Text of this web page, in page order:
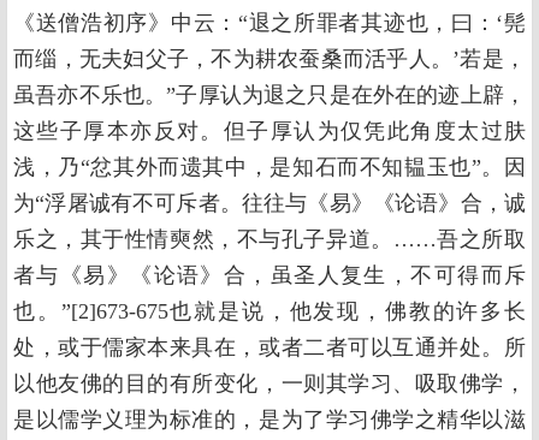
《送僧浩初序》中云：“退之所罪者其迹也，曰：‘髡
而缁，无夫妇父子，不为耕农蚕桑而活乎人。’若是，
虽吾亦不乐也。”子厚认为退之只是在外在的迹上辟，
这些子厚本亦反对。但子厚认为仅凭此角度太过肤
浅，乃“忿其外而遗其中，是知石而不知韫玉也”。因
为“浮屠诚有不可斥者。往往与《易》《论语》合，诚
乐之，其于性情奭然，不与孔子异道。……吾之所取
者与《易》《论语》合，虽圣人复生，不可得而斥
也。”[2]673-675也就是说，他发现，佛教的许多长
处，或于儒家本来具在，或者二者可以互通并处。所
以他友佛的目的有所变化，一则其学习、吸取佛学，
是以儒学义理为标准的，是为了学习佛学之精华以滋